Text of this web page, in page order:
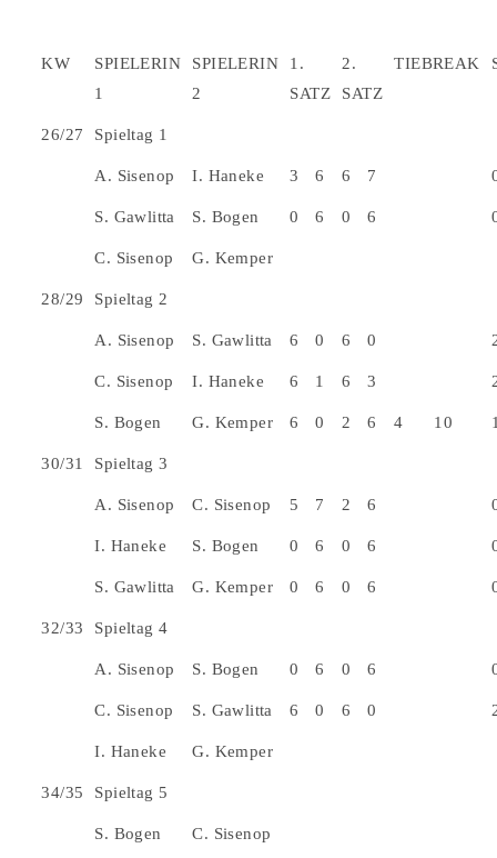
KW
SPIELERIN
1
SPIELERIN
2
1.
SATZ
2.
SATZ
TIEBREAK
26/27 Spieltag 1
A. Sisenop I. Haneke 3 6 6 7
S. Gawlitta S. Bogen 0 6 0 6
C. Sisenop G. Kemper
28/29 Spieltag 2
A. Sisenop S. Gawlitta 6 0 6 0
C. Sisenop I. Haneke 6 1 6 3
S. Bogen G. Kemper 6 0 2 6 4 10
30/31 Spieltag 3
A. Sisenop C. Sisenop 5 7 2 6
I. Haneke S. Bogen 0 6 0 6
S. Gawlitta G. Kemper 0 6 0 6
32/33 Spieltag 4
A. Sisenop S. Bogen 0 6 0 6
C. Sisenop S. Gawlitta 6 0 6 0
I. Haneke G. Kemper
34/35 Spieltag 5
S. Bogen C. Sisenop